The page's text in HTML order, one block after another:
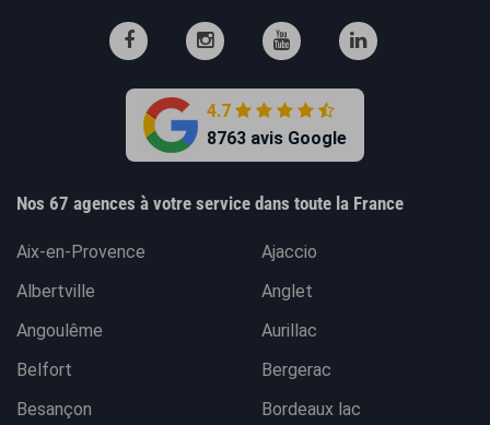
4.7
8763 avis Google
Nos 67 agences à votre service dans toute la France
Aix-en-Provence
Ajaccio
Albertville
Anglet
Angoulême
Aurillac
Belfort
Bergerac
Besançon
Bordeaux lac